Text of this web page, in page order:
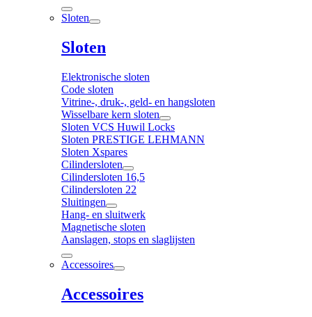
Sloten
Sloten
Elektronische sloten
Code sloten
Vitrine-, druk-, geld- en hangsloten
Wisselbare kern sloten
Sloten VCS Huwil Locks
Sloten PRESTIGE LEHMANN
Sloten Xspares
Cilindersloten
Cilindersloten 16,5
Cilindersloten 22
Sluitingen
Hang- en sluitwerk
Magnetische sloten
Aanslagen, stops en slaglijsten
Accessoires
Accessoires